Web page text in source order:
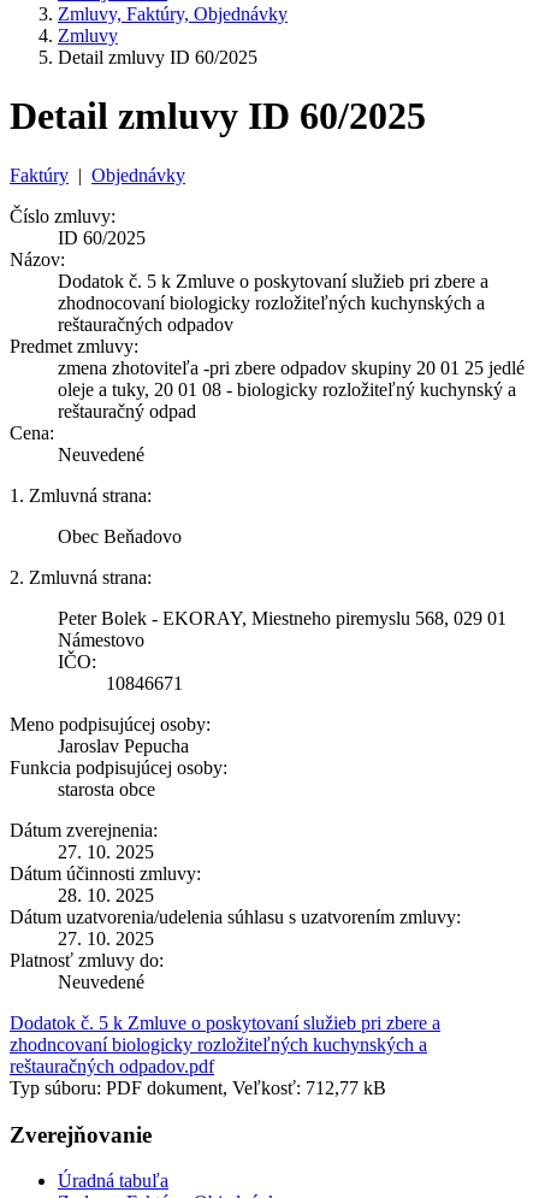
Zmluvy, Faktúry, Objednávky
Zmluvy
Detail zmluvy ID 60/2025
Detail zmluvy ID 60/2025
Faktúry | Objednávky
Číslo zmluvy:
ID 60/2025
Názov:
Dodatok č. 5 k Zmluve o poskytovaní služieb pri zbere a
zhodnocovaní biologicky rozložiteľných kuchynských a
reštauračných odpadov
Predmet zmluvy:
zmena zhotoviteľa -pri zbere odpadov skupiny 20 01 25 jedlé
oleje a tuky, 20 01 08 - biologicky rozložiteľný kuchynský a
reštauračný odpad
Cena:
Neuvedené
1. Zmluvná strana:
Obec Beňadovo
2. Zmluvná strana:
Peter Bolek - EKORAY, Miestneho piremyslu 568, 029 01
Námestovo
IČO:
10846671
Meno podpisujúcej osoby:
Jaroslav Pepucha
Funkcia podpisujúcej osoby:
starosta obce
Dátum zverejnenia:
27. 10. 2025
Dátum účinnosti zmluvy:
28. 10. 2025
Dátum uzatvorenia/udelenia súhlasu s uzatvorením zmluvy:
27. 10. 2025
Platnosť zmluvy do:
Neuvedené
Dodatok č. 5 k Zmluve o poskytovaní služieb pri zbere a
zhodncovaní biologicky rozložiteľných kuchynských a
reštauračných odpadov.pdf
Typ súboru: PDF dokument, Veľkosť: 712,77 kB
Zverejňovanie
Úradná tabuľa